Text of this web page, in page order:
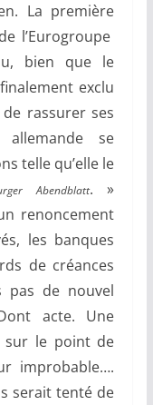
La première
l’Eurogroupe
bien que le
exclu
rassurer ses
allemande se
telle qu’elle le
Abendblatt. »
renoncement
les banques
de créances
pas de nouvel
acte. Une
sur le point de
improbable….
serait tenté de